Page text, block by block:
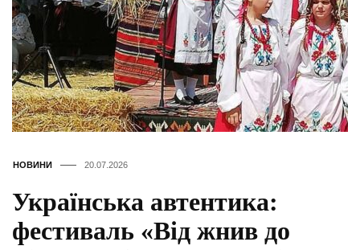
НОВИНИ 20.07.2026
Українська автентика:
фестиваль «Від жнив до